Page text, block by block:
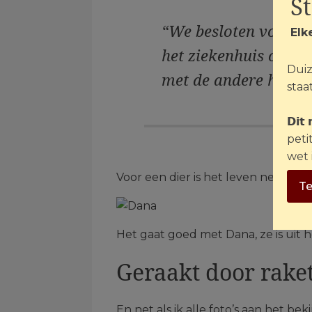
“We besloten voor
het ziekenhuis
met de andere
Voor een dier is het leven net zo
Het gaat goed met Dana, ze is uit
Geraakt door
wet